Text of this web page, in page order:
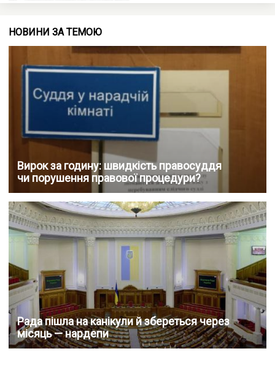
НОВИНИ ЗА ТЕМОЮ
Вирок за годину: швидкість правосуддя
чи порушення правової процедури?
Рада пішла на канікули й збереться через
місяць — нардепи